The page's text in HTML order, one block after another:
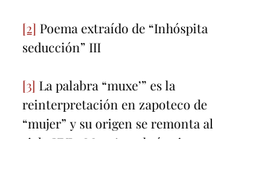
[2] Poema extraído de “Inhóspita
seducción” III
[3] La palabra “muxe’” es la
reinterpretación en zapoteco de
“mujer” y su origen se remonta al
siglo XVI5. Muxe’ es el término con